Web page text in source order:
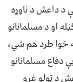
د داعش د ناوړه
او د مسلمانانو
خوا طرد هم شي،
دفاع مسلمانانو
د ټولو غړو